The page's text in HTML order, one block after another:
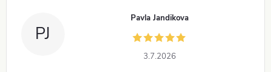
PJ
Pavla Jandikova
3.7.2026